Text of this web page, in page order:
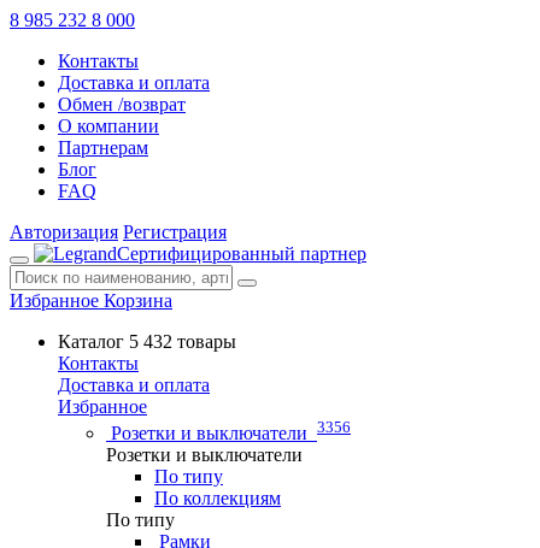
8 985 232 8 000
Контакты
Доставка и оплата
Обмен /возврат
О компании
Партнерам
Блог
FAQ
Авторизация Регистрация
Сертифицированный партнер
Избранное Корзина
Каталог 5 432 товары
Контакты
Доставка и оплата
Избранное
Розетки и выключатели 3356
Розетки и выключатели
По типу
По коллекциям
По типу
Рамки